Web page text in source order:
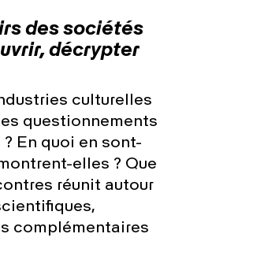
des sociétés
décrypter
culturelles
questionnements
En quoi en sont-
elles ? Que
réunit autour
complémentaires